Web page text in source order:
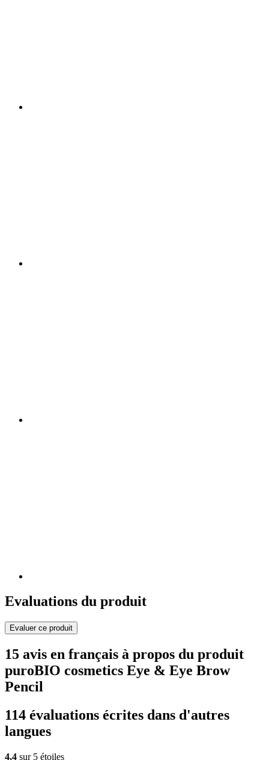
Evaluations du produit
Evaluer ce produit
15 avis en français à propos du produit
puroBIO cosmetics Eye & Eye Brow
Pencil
114 évaluations écrites dans d'autres
langues
4,4 sur 5 étoiles